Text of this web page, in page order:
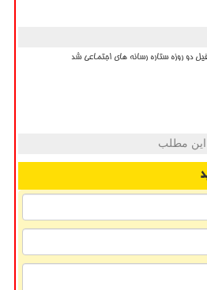
دو روزه ستاره رسانه های اجتماعی شد
این مطلب